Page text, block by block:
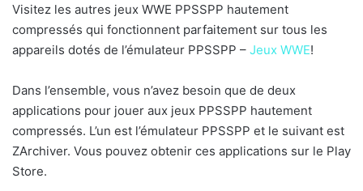
Visitez les autres jeux WWE PPSSPP hautement
compressés qui fonctionnent parfaitement sur tous les
appareils dotés de l’émulateur PPSSPP – Jeux WWE!
Dans l’ensemble, vous n’avez besoin que de deux
applications pour jouer aux jeux PPSSPP hautement
compressés. L’un est l’émulateur PPSSPP et le suivant est
ZArchiver. Vous pouvez obtenir ces applications sur le Play
Store.